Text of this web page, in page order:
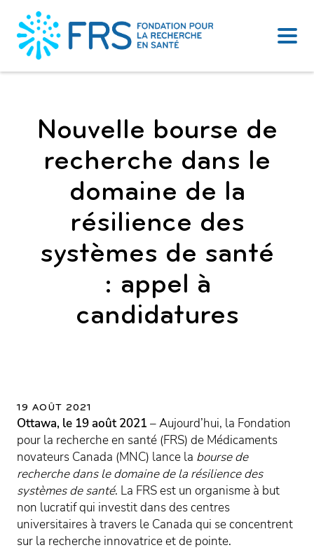
contenu
Nouvelle bourse de
recherche dans le
domaine de la
résilience des
systèmes de santé
: appel à
candidatures
19 AOÛT 2021
Ottawa, le 19 août 2021 – Aujourd’hui, la Fondation
pour la recherche en santé (FRS) de Médicaments
novateurs Canada (MNC) lance la bourse de
recherche dans le domaine de la résilience des
systèmes de santé. La FRS est un organisme à but
non lucratif qui investit dans des centres
universitaires à travers le Canada qui se concentrent
sur la recherche innovatrice et de pointe.